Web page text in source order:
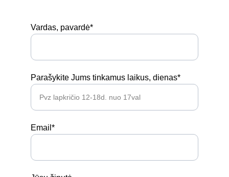
Vardas, pavardė*
Parašykite Jums tinkamus laikus, dienas*
Email*